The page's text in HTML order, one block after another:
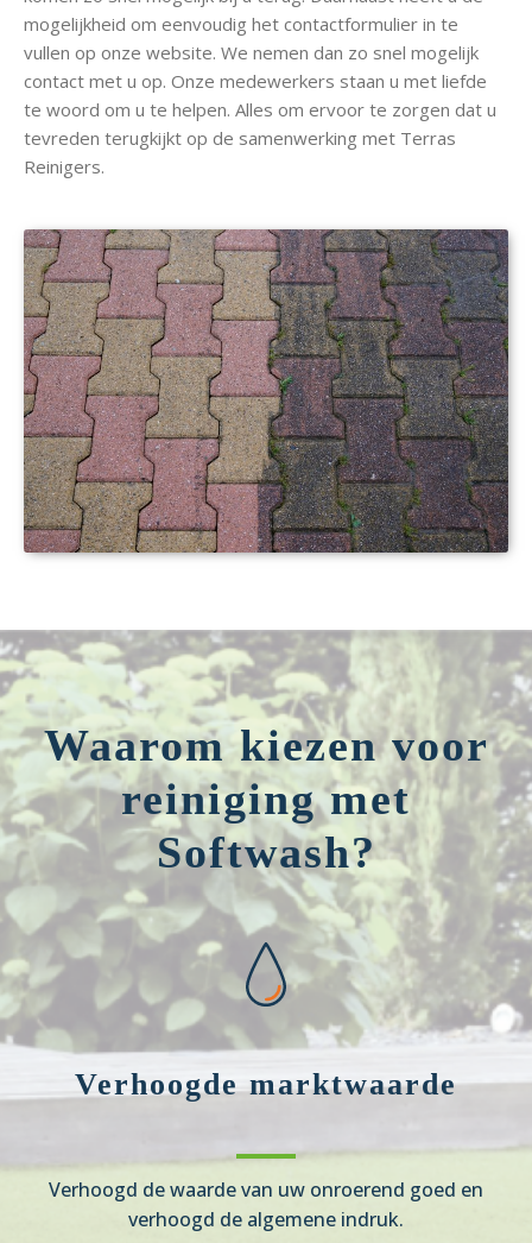
mogelijkheid om eenvoudig het contactformulier in te
vullen op onze website. We nemen dan zo snel mogelijk
contact met u op. Onze medewerkers staan u met liefde
te woord om u te helpen. Alles om ervoor te zorgen dat u
tevreden terugkijkt op de samenwerking met Terras
Reinigers.
Waarom kiezen voor
reiniging met
Softwash?
Verhoogde marktwaarde
Verhoogd de waarde van uw onroerend goed en
verhoogd de algemene indruk.